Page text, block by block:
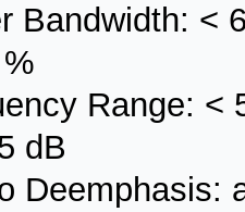
Bandwidth: <
Range: <
dB
Deemphasis: